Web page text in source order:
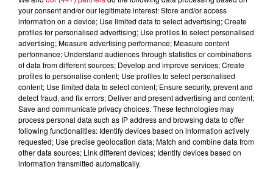
your consent and/or our legitimate interest: Store and/or access
information on a device; Use limited data to select advertising; Create
profiles for personalised advertising; Use profiles to select personalised
advertising; Measure advertising performance; Measure content
performance; Understand audiences through statistics or combinations
of data from different sources; Develop and improve services; Create
profiles to personalise content; Use profiles to select personalised
content; Use limited data to select content; Ensure security, prevent and
detect fraud, and fix errors; Deliver and present advertising and content;
Save and communicate privacy choices. These technologies may
process personal data such as IP address and browsing data to offer
following functionalities: Identify devices based on information actively
requested; Use precise geolocation data; Match and combine data from
other data sources; Link different devices; Identify devices based on
information transmitted automatically.